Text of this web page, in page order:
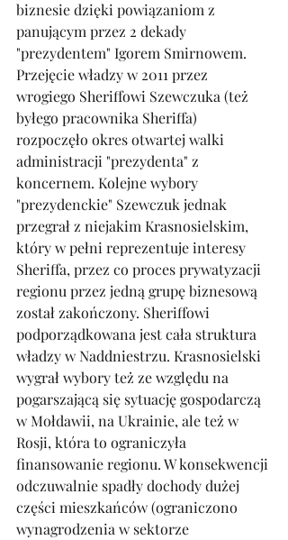
biznesie dzięki powiązaniom z
panującym przez 2 dekady
"prezydentem" Igorem Smirnowem.
Przejęcie władzy w 2011 przez
wrogiego Sheriffowi Szewczuka (też
byłego pracownika Sheriffa)
rozpoczęło okres otwartej walki
administracji "prezydenta" z
koncernem. Kolejne wybory
"prezydenckie" Szewczuk jednak
przegrał z niejakim Krasnosielskim,
który w pełni reprezentuje interesy
Sheriffa, przez co proces prywatyzacji
regionu przez jedną grupę biznesową
został zakończony. Sheriffowi
podporządkowana jest cała struktura
władzy w Naddniestrzu. Krasnosielski
wygrał wybory też ze względu na
pogarszającą się sytuację gospodarczą
w Mołdawii, na Ukrainie, ale też w
Rosji, która to ograniczyła
finansowanie regionu. W konsekwencji
odczuwalnie spadły dochody dużej
części mieszkańców (ograniczono
wynagrodzenia w sektorze